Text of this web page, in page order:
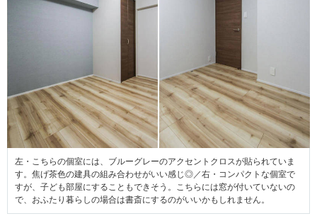
左・こちらの個室には、ブルーグレーのアクセントクロスが貼られていま
す。焦げ茶色の建具の組み合わせがいい感じ◎／右・コンパクトな個室で
すが、子ども部屋にすることもできそう。こちらには窓が付いていないの
で、おふたり暮らしの場合は書斎にするのがいいかもしれません。